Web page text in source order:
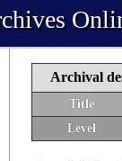
Archival
Title
Level